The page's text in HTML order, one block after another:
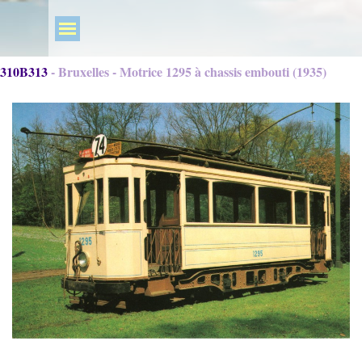
310B313 - Bruxelles - Motrice 1295 à chassis embouti (1935)